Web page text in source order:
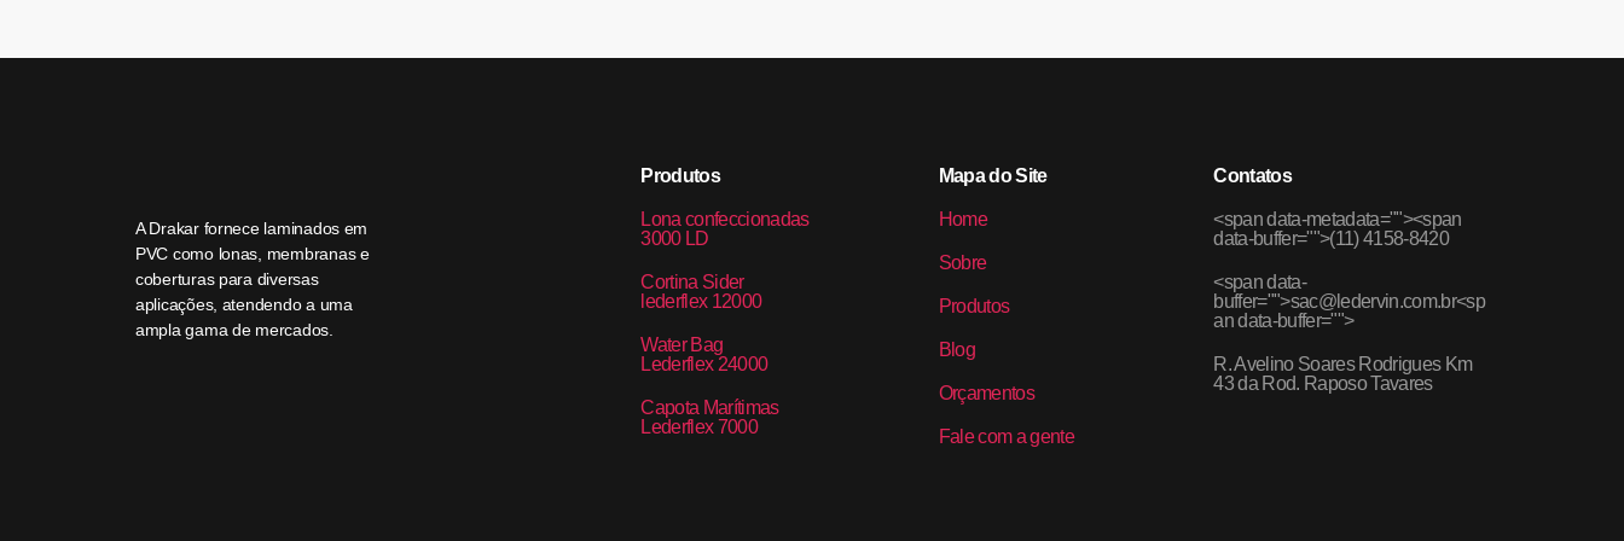
A Drakar fornece laminados em
PVC como lonas, membranas e
coberturas para diversas
aplicações, atendendo a uma
ampla gama de mercados.
Produtos
Lona confeccionadas
3000 LD
Cortina Sider
lederflex 12000
Water Bag
Lederflex 24000
Capota Marítimas
Lederflex 7000
Mapa do Site
Home
Sobre
Produtos
Blog
Orçamentos
Fale com a gente
Contatos
<span data-metadata=""><span
data-buffer="">(11) 4158-8420
<span data-
buffer="">sac@ledervin.com.br<sp
an data-buffer="">
R. Avelino Soares Rodrigues Km
43 da Rod. Raposo Tavares